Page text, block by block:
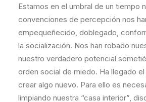
Estamos en el umbral de un tiempo
convenciones de percepción nos
empequeñecido, doblegado,
la socialización. Nos han robado
nuestro verdadero potencial
orden social de miedo. Ha llegado
crear algo nuevo. Para ello es
limpiando nuestra “casa interior”,